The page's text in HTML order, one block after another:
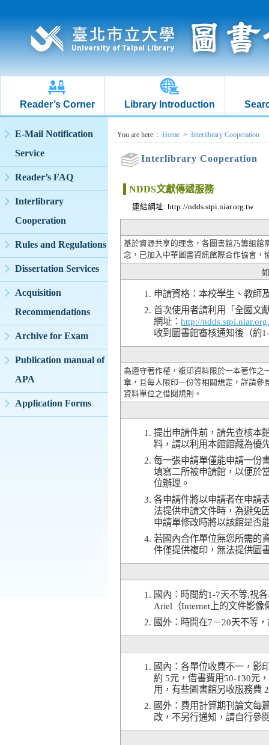
Reader’s Corner Library Introduction
:::
E-Mail Notification
Service
Reader’s FAQ
Interlibrary
Cooperation
Rules and Regulations
Dissertation Services
Acquisition
Recommendations
Archive for Exam
Publication manual of
APA
Application Forms
:::You are here: : Home > Interlibrary Cooperation
Interlibrary Cooperation
NDDS文獻傳遞服務
連結網址: http://ndds.stpi.niar.org.tw
基於資源共享的理念，各圖書館乃籌組館
念，已加入中華圖書資訊館際合作協會，
申請資格：本校學生、教師
首次使用者請利用「全國文
網址： http://
收到圖書館審核通知後（約
為遵守著作權，複印資料限於一本著作之
章，且每人限印一份等相關規定，詳請參
資料單位之借閱規則。
提出申請件前，請先查核本
料，請以利用本館館藏為優
每一張申請單僅能申請一份
填寫二所被申請館，以便於
位辦理。
各申請件將以申請者在申請
法提供申請文件時，為避免
申請單修改時將以該館是否
若國內合作單位無您所需的
件僅提供複印，無法提供圖
國內：時間約1-7天不等,視
Ariel（Internet上的文件影
國外：時間在7－20天不等
國內：各單位收費不一，影
約 5元，借書費用50-130元
用，有些圖書館另收服務費
國外：費用計算期刊論文每
改，不另行通知，請自行參